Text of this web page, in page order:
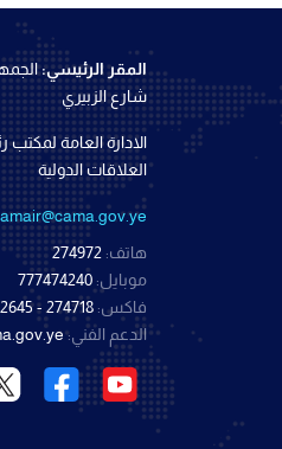
المقر الرئيسي:
شارع الزبيري
الادارة العامة
العلاقات الدولية
هاتف: 274972
موبايل: 777474240
فاكس: 274718 - 272645
الدعم الفني: